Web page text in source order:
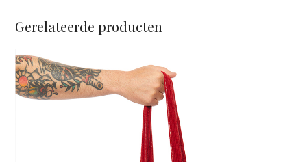
Gerelateerde producten